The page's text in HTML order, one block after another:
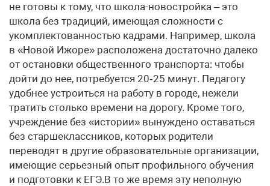
не готовы к тому, что школа-новостройка – это
школа без традиций, имеющая сложности с
укомплектованностью кадрами. Например, школа
в «Новой Ижоре» расположена достаточно далеко
от остановки общественного транспорта: чтобы
дойти до нее, потребуется 20‑25 минут. Педагогу
удобнее устроиться на работу в городе, нежели
тратить столько времени на дорогу. Кроме того,
учреждение без «истории» вынуждено оставаться
без старшеклассников, которых родители
переводят в другие образовательные организации,
имеющие серьезный опыт профильного обучения
и подготовки к ЕГЭ.В то же время эту неполную